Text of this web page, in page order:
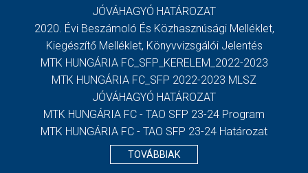
JÓVÁHAGYÓ HATÁROZAT
2020. Évi Beszámoló És Közhasznúsági Melléklet,
Kiegészítő Melléklet, Könyvvizsgálói Jelentés
MTK HUNGÁRIA FC_SFP_KERELEM_2022-2023
MTK HUNGÁRIA FC_SFP 2022-2023 MLSZ
JÓVÁHAGYÓ HATÁROZAT
MTK HUNGÁRIA FC - TAO SFP 23-24 Program
MTK HUNGÁRIA FC - TAO SFP 23-24 Határozat
TOVÁBBIAK